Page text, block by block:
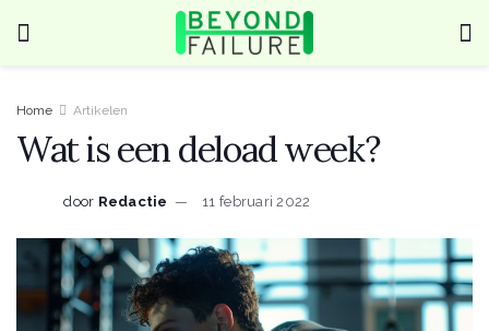
Home Artikelen
Wat is een deload week?
door Redactie 11 februari 2022